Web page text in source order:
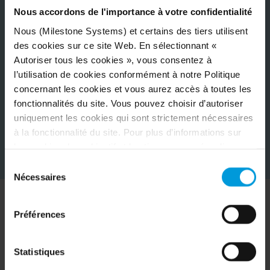
Nous accordons de l'importance à votre confidentialité
Nous (Milestone Systems) et certains des tiers utilisent
des cookies sur ce site Web. En sélectionnant «
Autoriser tous les cookies », vous consentez à
l’utilisation de cookies conformément à notre Politique
concernant les cookies et vous aurez accès à toutes les
fonctionnalités du site. Vous pouvez choisir d’autoriser
uniquement les cookies qui sont strictement nécessaires
à la fonctionnalité du site. Pour plus d’informations sur
Concernant les cookies, votre consentement s’applique
milestonesys.com et aux sous-
. Concernant les cookies de Google, vous
pouvez également installer un module complémentaire de
https://tools.google.com/dlpage/gaoptout?hl=fr. Vous
Nécessaires
Préférences
Statistiques
Testez Milestone en action
Découvrez comment ces différents clients utilisent